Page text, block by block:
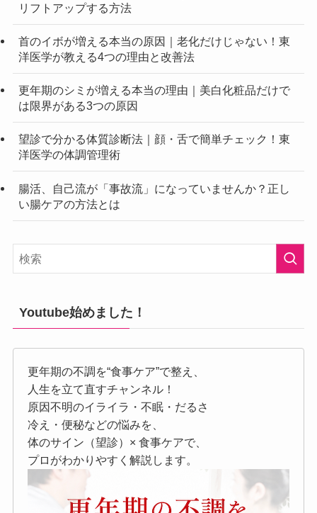
リフトアップする方法
首のイボが増える本当の原因｜老化だけじゃない！東
洋医学が教える4つの理由と改善法
更年期のシミが増える本当の理由｜美白化粧品だけで
は限界がある3つの原因
望診で分かる体質診断法｜顔・舌で簡単チェック！東
洋医学の体調管理術
腸活、自己流が「事故流」になっていませんか？正し
い腸ケアの方法とは
Youtube始めました！
更年期の不調を“食事ケア”で整え、
人生を立て直すチャンネル！
原因不明のイライラ・不眠・だるさ
冷え・便秘などの悩みを、
体のサイン（望診）× 食事ケアで、
プロがわかりやすく解説します。